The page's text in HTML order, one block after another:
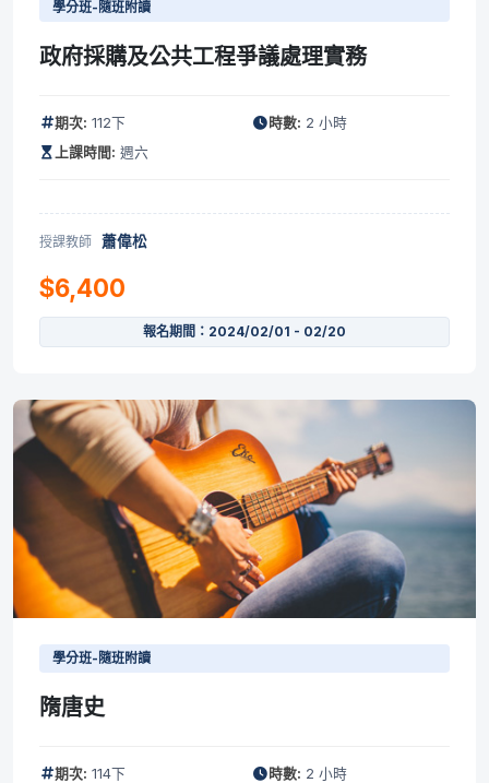
學分班-隨班附讀
政府採購及公共工程爭議處理實務
期次: 112下 時數: 2 小時
上課時間: 週六
授課教師 蕭偉松
$6,400
報名期間：2024/02/01 - 02/20
學分班-隨班附讀
隋唐史
期次: 114下 時數: 2 小時